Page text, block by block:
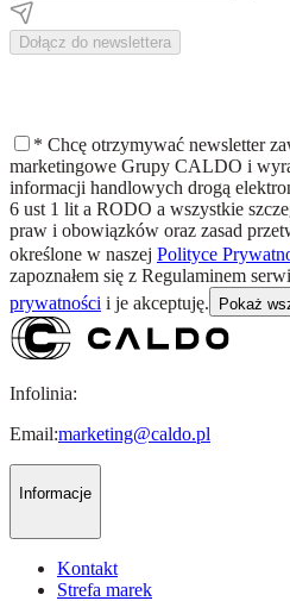
Dołącz do newslettera
* Chcę otrzymywać newsletter
marketingowe Grupy CALDO i
informacji handlowych drogą
6 ust 1 lit a RODO a wszystkie
praw i obowiązków oraz zasad
określone w naszej Polityce
zapoznałem się z Regulaminem
prywatności i je akceptuję. Pokaż
Infolinia:
Email:marketing@caldo.pl
Informacje
Kontakt
Strefa marek